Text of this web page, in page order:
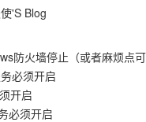
'S Blog
防火墙停止（或者麻烦点
必须开启
开启
必须开启